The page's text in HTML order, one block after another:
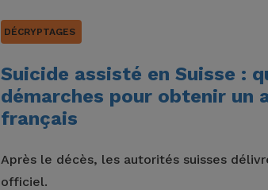
DÉCRYPTAGES
Suicide assisté en Suisse :
démarches pour obtenir un
français
Après le décès, les autorités suisses
officiel.